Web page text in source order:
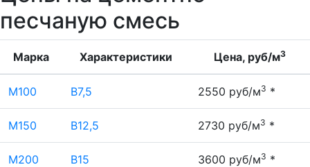
песчаную смесь
Марка Характеристики Цена, руб/м3
М100 В7,5 2550 руб/м3 *
М150 В12,5 2730 руб/м3 *
М200 В15 3600 руб/м3 *